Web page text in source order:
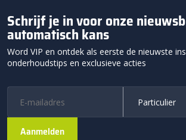
Schrijf je in voor onze
automatisch kans
Word VIP en ontdek als eerste de nieuwste
onderhoudstips en exclusieve acties